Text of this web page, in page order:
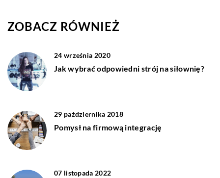
ZOBACZ RÓWNIEŻ
24 września 2020
Jak wybrać odpowiedni strój na siłownię?
29 października 2018
Pomysł na firmową integrację
07 listopada 2022